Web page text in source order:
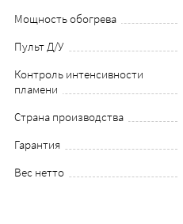
Мощность обогрева
Пульт Д/У
Контроль интенсивности
пламени
Страна производства
Гарантия
Вес нетто